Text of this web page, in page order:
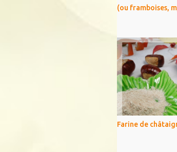
(ou framboises,
Farine de